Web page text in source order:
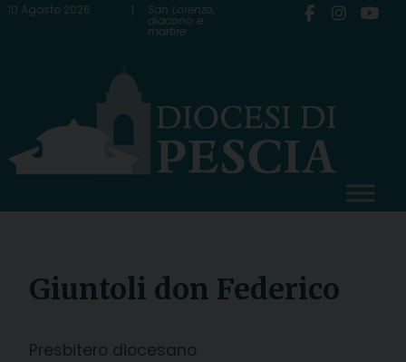
Skip
10 Agosto 2026 San Lorenzo,
diacono e
martire
Giuntoli don Federico
Presbitero diocesano